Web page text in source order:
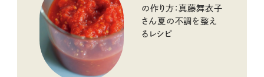
の作り方：真藤舞衣子
さん夏の不調を整え
るレシピ